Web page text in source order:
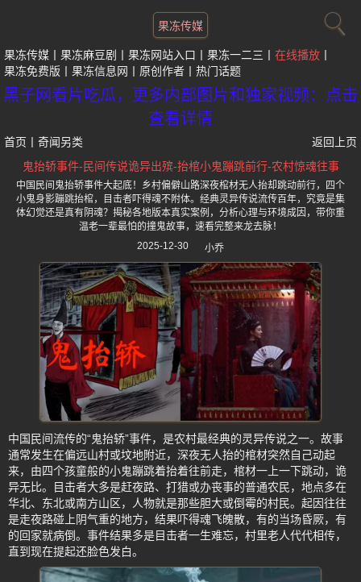
果冻传媒
果冻传媒 果冻麻豆剧 果冻网站入口 果冻一二三
在线播放
果冻免费版
果冻信息网 原创作者 热门话题
黑子网看片吃瓜，更多内部图片和独家视频：点击
查看详情
首页 奇闻另类
返回上页
鬼抬轿事件-民间传说诡异出殡-抬棺小鬼蹦跳前行-农村惊魂往事
中国民间鬼抬轿事件大起底！乡村偏僻山路深夜棺材无人抬却跳动前行，四个
小鬼身影蹦跳抬棺，目击者吓得魂不附体。经典灵异传说流传百年，究竟是集
体幻觉还是真有阴魂？揭秘各地版本真实案例，分析心理与环境成因，带你重
温老一辈最怕的撞鬼故事，速看完整来龙去脉！
2025-12-30
小乔
中国民间流传的“鬼抬轿”事件，是农村最经典的灵异传说之一。故事
通常发生在偏远山村或坟地附近，深夜无人抬的棺材突然自己动起
来，由四个孩童般的小鬼蹦跳着抬着往前走，棺材一上一下跳动，诡
异无比。目击者大多是赶夜路、打猎或办丧事的普通农民，地点多在
华北、东北或南方山区，人物就是那些胆大或倒霉的村民。起因往往
是走夜路碰上阴气重的地方，结果吓得魂飞魄散，有的当场昏厥，有
的回家就病倒。事件结果多是目击者一生难忘，村里老人代代相传，
直到现在提起还脸色发白。